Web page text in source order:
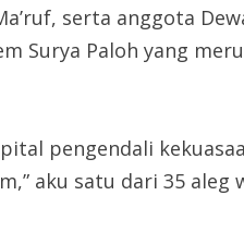
serta anggota
Surya Paloh yang
pengendali
aku satu dari 35 aleg